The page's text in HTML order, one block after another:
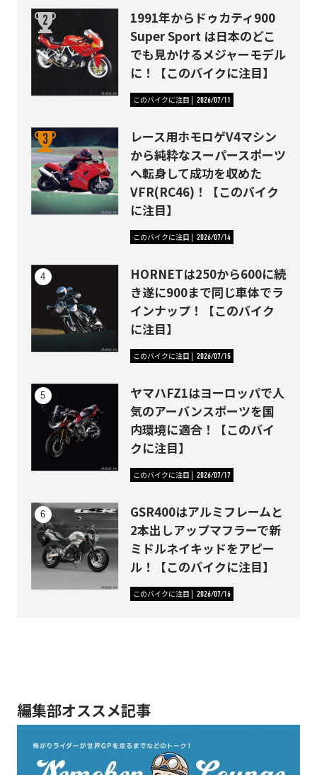
1991年からドゥカティ900
Super Sport は日本のどこ
でも見かけるメジャーモデル
に！【このバイクに注目】
このバイクに注目 2026/07/11
レース用ホモロゲV4マシン
から純粋なスーパースポーツ
へ転身して成功を収めた
VFR(RC46)！【このバイク
に注目】
このバイクに注目 2026/07/14
HORNETは250から600に続
き遂に900まで同じ車体でラ
インナップ！【このバイク
に注目】
このバイクに注目 2026/07/15
ヤマハFZ1はヨーロッパで人
気のアーバンスポーツを国
内環境に適合！【このバイ
クに注目】
このバイクに注目 2026/07/17
GSR400はアルミフレームと
2本出しアップマフラーで新
ミドルネイキッドをアピー
ル！【このバイクに注目】
このバイクに注目 2026/07/16
編集部オススメ記事